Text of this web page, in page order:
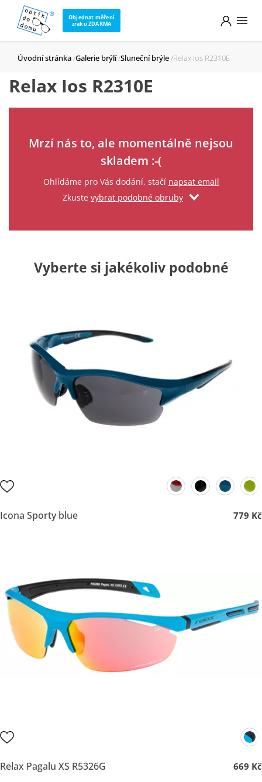
Objednat měření
zraku ZDARMA
Úvodní stránka Galerie brýlí Sluneční brýle Relax Ios R2310E
Relax Ios R2310E
Mrzí nás to, ale momentálně nejsou
skladem :-(
Ohlídáme pro Vás dodání, stačí napsat email
Zkuste vybrat podobné obruby
Vyberte si jakékoliv podobné
Icona Sporty blue 779 Kč
Relax Pagalu XS R5326G 669 Kč